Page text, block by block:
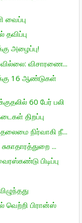
அழைப்பு!
விசாரணை...
16 ஆண்டுகள்
60 பேர் பலி
திறப்பு
நிர்வாகி நீ...
...
பிடிப்பு
வெற்றி பிரான்ஸ்